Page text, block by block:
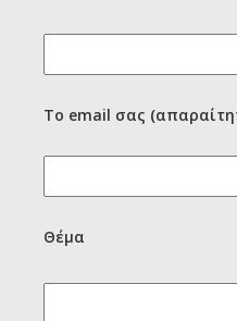
Το email σας
Θέμα